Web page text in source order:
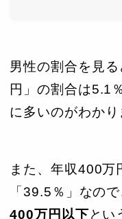
男性の割合を見
円」の割合は5.1
に多いのがわかり
また、年収400万
「39.5％」なので
400万円以下とい